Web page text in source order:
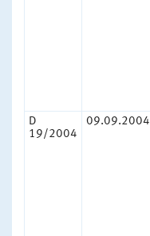
D
19/2004
09.09.2004